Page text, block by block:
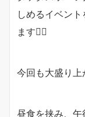
しめるイベン
ます🙇‍♂️
今回も大盛り上
昼食を挟み、